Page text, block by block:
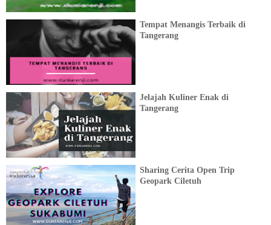
Tempat Menangis Terbaik di
Tangerang
Jelajah Kuliner Enak di
Tangerang
Sharing Cerita Open Trip
Geopark Ciletuh